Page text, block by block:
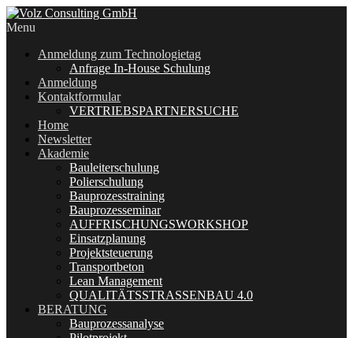
Menu
Anmeldung zum Technologietag
Anfrage In-House Schulung
Anmeldung
Kontaktformular
VERTRIEBSPARTNERSUCHE
Home
Newsletter
Akademie
Bauleiterschulung
Polierschulung
Bauprozesstraining
Bauprozesseminar
AUFFRISCHUNGSWORKSHOP
Einsatzplanung
Projektsteuerung
Transportbeton
Lean Management
QUALITÄTSSTRASSENBAU 4.0
BERATUNG
Bauprozessanalyse